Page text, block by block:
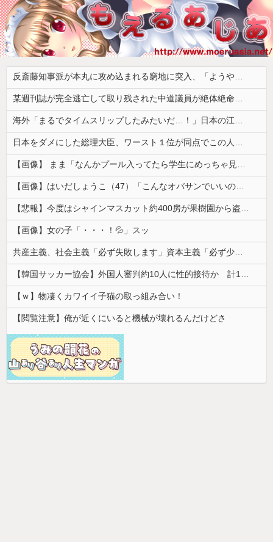
反斎藤知事派が本丸に攻め込まれる窮地に突入、「ようやく反撃のターンやね」と手際の良さに感心する人が続出中
某週刊誌が完全逃亡して取り残された中道議員が絶体絶命の窮地、「今度は宏池会に矛先を向けたか……」と節操の無さに呆れる人が続出
海外「まるでタイムスリップしたみたいだ…！」日本の江戸時代の街並みがそのまま保存されている貴重な場所とは・・・？【海外の反応】
日本をダメにした総理大臣、ワースト１位が同点でこの人ｗｗｗｗｗｗ
【画像】 まま「なんかプール入ってたら学生にめっちゃ見られたw」
【画像】はいだしょうこ（47）「こんなオバサンでいいの…？」
【悲報】今度はシャインマスカット約400房が果樹園から盗まれる 参議院議員「日本人ではないと思う」
【画像】女の子「・・・！💦」スッ
共産主義、社会主義「必ず失敗します」資本主義「必ず少子化します」
【韓国サッカー協会】外国人審判約10人に性的接待か 計1496回、約2億ウォン（約2200万円）
【ｗ】物凄くカワイイ子猫の取っ組み合い！
【閲覧注意】俺が近くにいると機械が壊れるんだけどさ